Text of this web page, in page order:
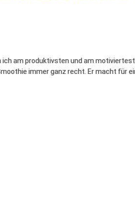
ich am produktivsten und am
immer ganz recht. Er macht für